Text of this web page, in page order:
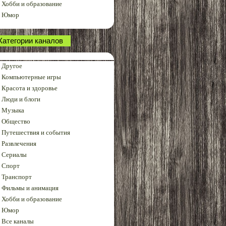
Хобби и образование
Юмор
каналов
Другое
Компьютерные игры
Красота и здоровье
Люди и блоги
Музыка
Общество
Путешествия и события
Развлечения
Сериалы
Спорт
Транспорт
Фильмы и анимация
Хобби и образование
Юмор
Все каналы